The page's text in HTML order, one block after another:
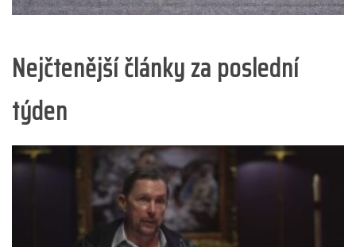
Nejčtenější články za poslední
týden